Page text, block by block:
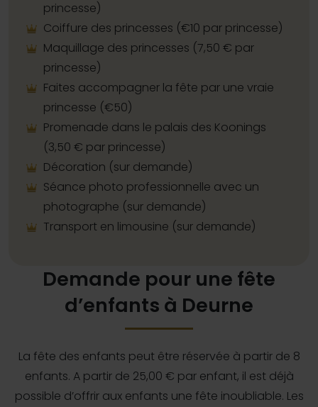
princesse)
Coiffure des princesses (€10 par princesse)
Maquillage des princesses (7,50 € par
princesse)
Faites accompagner la fête par une vraie
princesse (€50)
Promenade dans le palais des Koonings
(3,50 € par princesse)
Décoration (sur demande)
Séance photo professionnelle avec un
photographe (sur demande)
Transport en limousine (sur demande)
Demande pour une fête
d’enfants à Deurne
La fête des enfants peut être réservée à partir de 8
enfants. A partir de 25,00 € par enfant, il est déjà
possible d’offrir aux enfants une fête inoubliable. Les